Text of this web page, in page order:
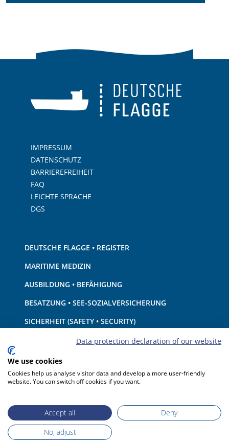
IMPRESSUM
DATENSCHUTZ
BARRIEREFREIHEIT
FAQ
LEICHTE SPRACHE
DGS
DEUTSCHE FLAGGE • REGISTER
MARITIME MEDIZIN
AUSBILDUNG • BEFÄHIGUNG
BESATZUNG • SEE-SOZIALVERSICHERUNG
SICHERHEIT (SAFETY • SECURITY)
SCHIFF • AUSRÜSTUNG
UMWELTSCHUTZ • KLIMA
HAFTUNG • FINANZEN
Data protection declaration of our website
We use cookies
Cookies help us analyse visitor data and develop a more user-friendly
website. You can switch off cookies if you want.
Accept all
Deny
No, adjust